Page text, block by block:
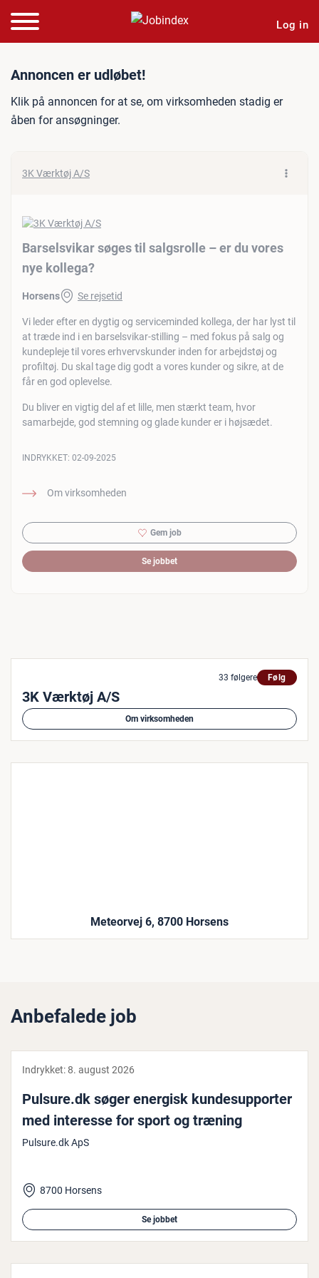
Log in
Jobannonce:
Annoncen er udløbet!
Klik på annoncen for at se, om virksomheden stadig er
åben for ansøgninger.
3K Værktøj A/S
Barselsvikar søges til salgsrolle – er du vores
nye kollega?
Horsens Se rejsetid
Vi leder efter en dygtig og serviceminded kollega, der har lyst til
at træde ind i en barselsvikar-stilling – med fokus på salg og
kundepleje til vores erhvervskunder inden for arbejdstøj og
profiltøj. Du skal tage dig godt a vores kunder og sikre, at de
får en god oplevelse.
Du bliver en vigtig del af et lille, men stærkt team, hvor
samarbejde, god stemning og glade kunder er i højsædet.
Om virksomheden
INDRYKKET: 02-09-2025
Gem job
Se jobbet
33 følgere Følg
3K Værktøj A/S
Om virksomheden
Meteorvej 6, 8700 Horsens
Anbefalede job
Indrykket:8. august 2026
Pulsure.dk søger energisk kun­desup­por­ter
med interesse for sport og træning
Pulsure.dk ApS
8700 Horsens
Se jobbet